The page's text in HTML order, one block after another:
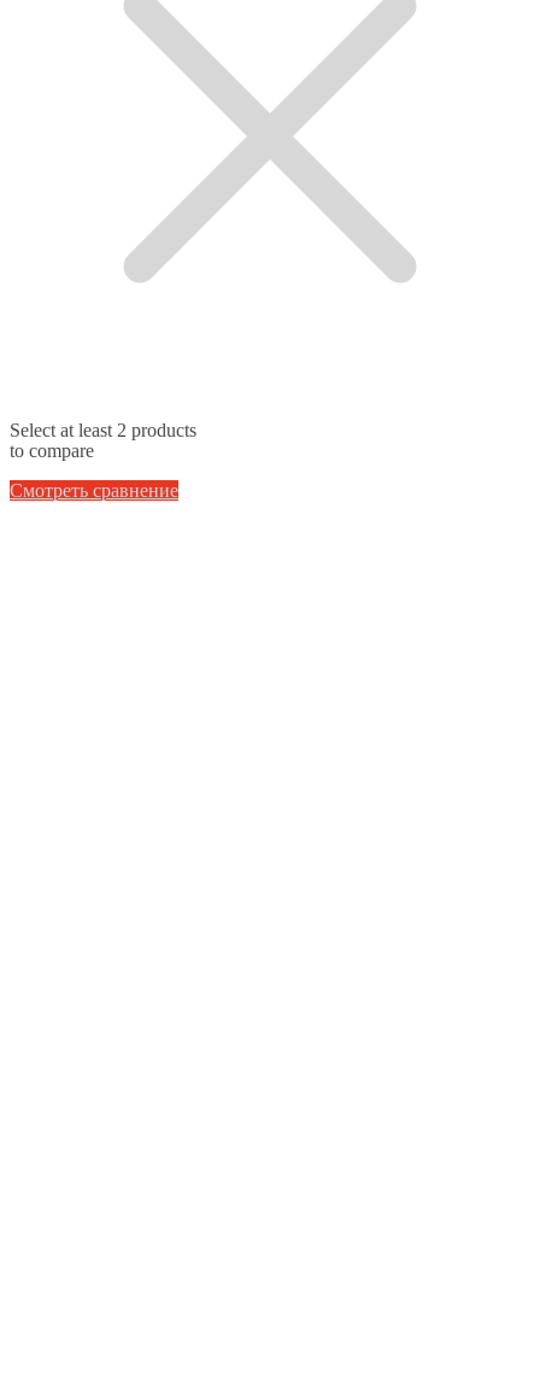
Select at least 2 products
to compare
Смотреть сравнение